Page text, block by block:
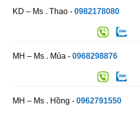
KD – Ms . Thao - 0982178080
MH – Ms . Mùa - 0968298876
MH – Ms . Hồng - 0962791550